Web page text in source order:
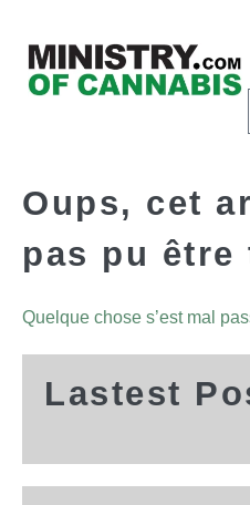
Oups, cet
pas pu être
Quelque chose s’est mal
Lastest